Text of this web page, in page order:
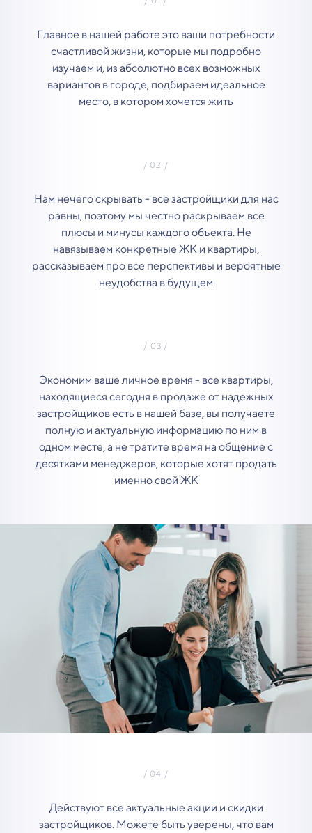
Главное в нашей работе это ваши потребности
счастливой жизни, которые мы подробно
изучаем и, из абсолютно всех возможных
вариантов в городе, подбираем идеальное
место, в котором хочется жить
Нам нечего скрывать - все застройщики для нас
равны, поэтому мы честно раскрываем все
плюсы и минусы каждого объекта. Не
навязываем конкретные ЖК и квартиры,
рассказываем про все перспективы и вероятные
неудобства в будущем
Экономим ваше личное время - все квартиры,
находящиеся сегодня в продаже от надежных
застройщиков есть в нашей базе, вы получаете
полную и актуальную информацию по ним в
одном месте, а не тратите время на общение с
десятками менеджеров, которые хотят продать
именно свой ЖК
Действуют все актуальные акции и скидки
застройщиков. Можете быть уверены, что вам